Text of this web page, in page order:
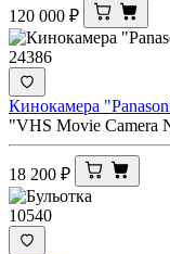
120 000 ₽
24386
Кинокамера
"VHS Movie Camera
18 200 ₽
10540